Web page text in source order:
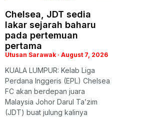
Chelsea, JDT sedia
lakar sejarah baharu
pada pertemuan
pertama
Utusan Sarawak August 7, 2026
KUALA LUMPUR: Kelab Liga
Perdana Inggeris (EPL) Chelsea
FC akan berdepan juara
Malaysia Johor Darul Ta’zim
(JDT) buat julung kalinya